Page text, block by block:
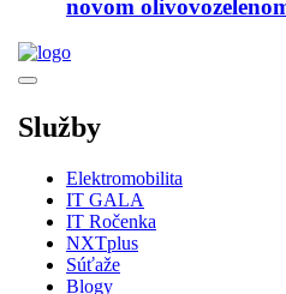
novom
Služby
Elektromobilita
IT GALA
IT Ročenka
NXTplus
Súťaže
Blogy